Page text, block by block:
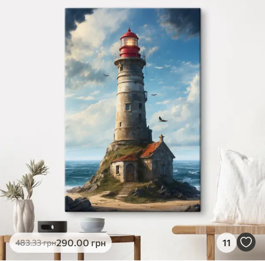
Яскраві, насичені кольори
Стійкість до вицвітання
Безпечне чорнило без запаху
Поверхня з текстурою полотна
Екологічний матеріал
грн
Яскраві, насичені кольори
Стійкість до вицвітання
✓Безпечне чорнило без запаху
✓Поверхня з текстурою полотна
✗Екологічний матеріал
Еко-Преміум
.00грн
483.33грн290.00грн 11